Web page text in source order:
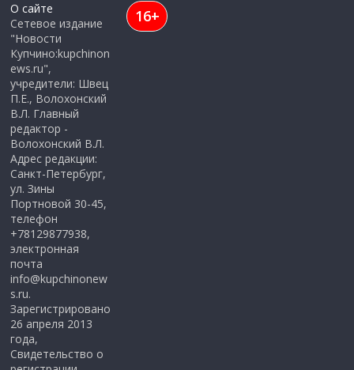
О сайте
Сетевое издание
"Новости
Купчино:kupchinon
ews.ru",
учредители: Швец
П.Е., Волохонский
В.Л. Главный
редактор -
Волохонский В.Л.
Адрес редакции:
Санкт-Петербург,
ул. Зины
Портновой 30-45,
телефон
+78129877938,
электронная
почта
info@kupchinonew
s.ru.
Зарегистрировано
26 апреля 2013
года,
Свидетельство о
16+